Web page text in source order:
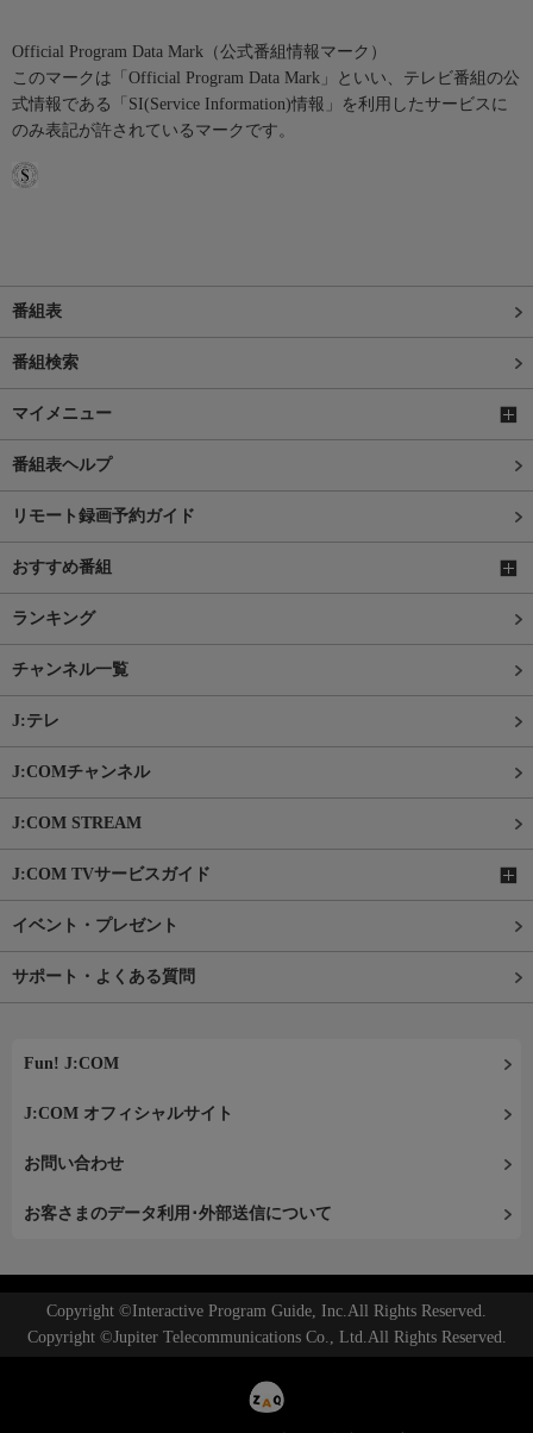
Official Program Data Mark（公式番組情報マーク）
このマークは「Official Program Data Mark」といい、テレビ番組の公
式情報である「SI(Service Information)情報」を利用したサービスに
のみ表記が許されているマークです。
番組表
番組検索
マイメニュー
番組表ヘルプ
リモート録画予約ガイド
おすすめ番組
ランキング
チャンネル一覧
J:テレ
J:COMチャンネル
J:COM STREAM
J:COM TVサービスガイド
イベント・プレゼント
サポート・よくある質問
Fun! J:COM
J:COM オフィシャルサイト
お問い合わせ
お客さまのデータ利用･外部送信について
Copyright ©Interactive Program Guide, Inc.All Rights Reserved.
Copyright ©Jupiter Telecommunications Co., Ltd.All Rights Reserved.